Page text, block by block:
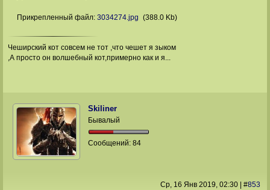
Прикрепленный файл: 3034274.jpg (388.0 Kb)
Чеширский кот совсем не тот ,что чешет я зыком
,А просто он волшебный кот,примерно как и я...
Skiliner
Бывалый
Сообщений:84
Ср, 16 Янв 2019, 02:30| #853